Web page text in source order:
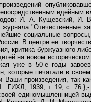
идейным
годов: И. А. Кущевский,
"Отечественные
социальные
В центре ее
критика буржуазного
на новом
уже в 50-е годы
печатали в
произведения, так
ГИХЛ, 1939, т. 19, с.
единомышленницей